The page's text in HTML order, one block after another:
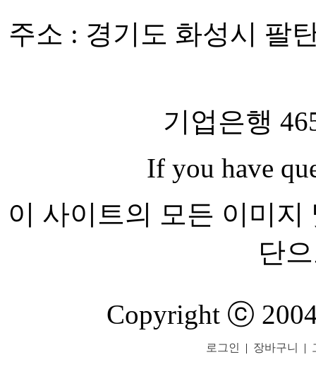
주소 : 경기도 화성시 팔
기업은행
If you have
이 사이트의 모든 이미
단
Copyright ⓒ
로그인 | 장바구니 |